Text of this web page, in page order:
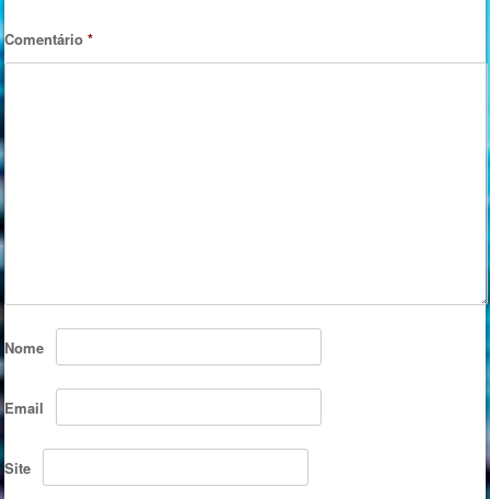
Comentário*
Nome
Email
Site